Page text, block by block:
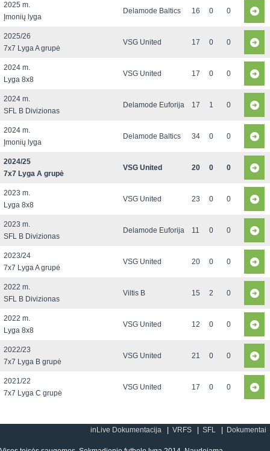
2025 m.
Įmonių lyga
Delamode Baltics 16 0 0
2025/26
7x7 Lyga A grupė
VSG United 17 0 0
2024 m.
Lyga 8x8
VSG United 17 0 0
2024 m.
SFL B Divizionas
Delamode Euforija 17 1 0
2024 m.
Įmonių lyga
Delamode Baltics 34 0 0
2024/25
7x7 Lyga A grupė
VSG United 20 0 0
2023 m.
Lyga 8x8
VSG United 23 0 0
2023 m.
SFL B Divizionas
Delamode Euforija 11 0 0
2023/24
7x7 Lyga A grupė
VSG United 20 0 0
2022 m.
SFL B Divizionas
Viltis B 15 2 0
2022 m.
Lyga 8x8
VSG United 12 0 0
2022/23
7x7 Lyga B grupė
VSG United 21 0 0
2021/22
7x7 Lyga C grupė
VSG United 17 0 0
inLive Dokumentacija VRFS SFL Dokumentai